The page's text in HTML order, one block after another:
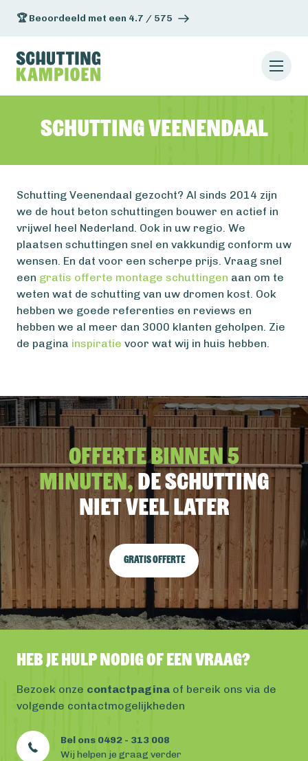
🏆 Beoordeeld met een 4.7 / 575
Schutting Veenendaal
Schutting Veenendaal gezocht? Al sinds 2014 zijn
we de hout beton schuttingen bouwer en actief in
vrijwel heel Nederland. Ook in uw regio. We
plaatsen schuttingen snel en vakkundig conform uw
wensen. En dat voor een scherpe prijs. Vraag snel
een gratis offerte montage schuttingen aan om te
weten wat de schutting van uw dromen kost. Ook
hebben we goede referenties en reviews en
hebben we al meer dan 3000 klanten geholpen. Zie
de pagina inspiratie voor wat wij in huis hebben.
Offerte binnen 5
minuten,De schutting
niet veel later
Gratis offerte
Heb je hulp nodig of een vraag?
Bezoek onze contactpagina of bereik ons via de
volgende contactmogelijkheden
Bel ons 0492 - 313 008
Wij helpen je graag verder